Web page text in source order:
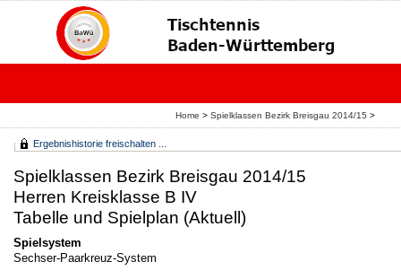
Home > Spielklassen Bezirk Breisgau 2014/15 >
Ergebnishistorie freischalten ...
Spielklassen Bezirk Breisgau 2014/15
Herren Kreisklasse B IV
Tabelle und Spielplan (Aktuell)
Spielsystem
Sechser-Paarkreuz-System